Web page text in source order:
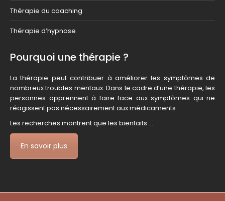
Thérapie du coaching
Thérapie d’hypnose
Pourquoi une thérapie ?
La thérapie peut contribuer à améliorer les symptômes de
nombreux troubles mentaux. Dans le cadre d’une thérapie, les
personnes apprennent à faire face aux symptômes qui ne
réagissent pas nécessairement aux médicaments.
Les recherches montrent que les bienfaits …
En savoir plus